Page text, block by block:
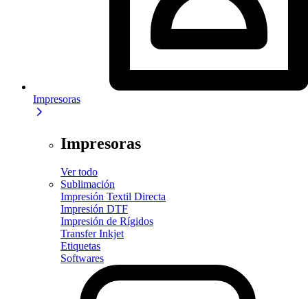
Impresoras
Impresoras
Ver todo
Sublimación
Impresión Textil Directa
Impresión DTF
Impresión de Rígidos
Transfer Inkjet
Etiquetas
Softwares